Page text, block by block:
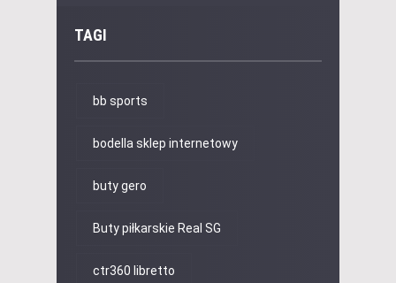
TAGI
bb sports
bodella sklep internetowy
buty gero
Buty piłkarskie Real SG
ctr360 libretto